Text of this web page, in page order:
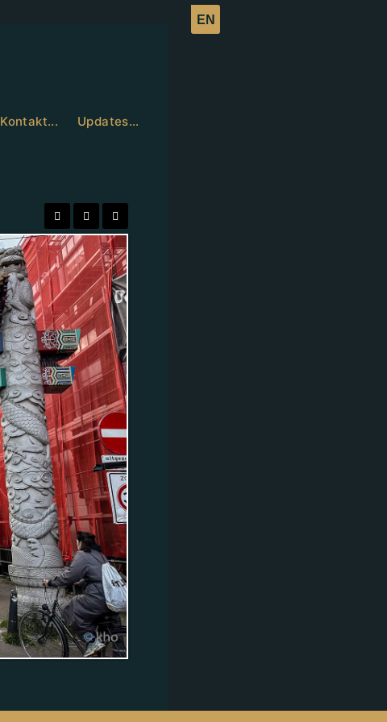
Kontakt... Updates…